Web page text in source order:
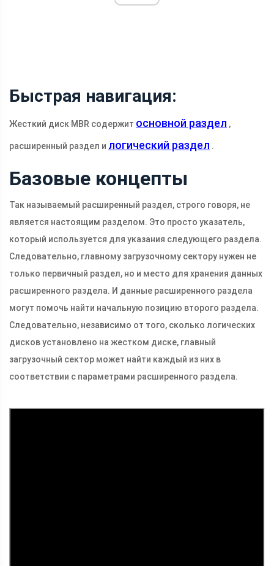
Быстрая навигация:
Жесткий диск MBR содержит основной раздел ,
расширенный раздел и логический раздел .
Базовые концепты
Так называемый расширенный раздел, строго говоря, не
является настоящим разделом. Это просто указатель,
который используется для указания следующего раздела.
Следовательно, главному загрузочному сектору нужен не
только первичный раздел, но и место для хранения данных
расширенного раздела. И данные расширенного раздела
могут помочь найти начальную позицию второго раздела.
Следовательно, независимо от того, сколько логических
дисков установлено на жестком диске, главный
загрузочный сектор может найти каждый из них в
соответствии с параметрами расширенного раздела.